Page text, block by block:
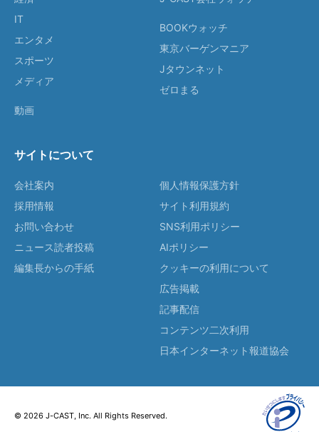
IT
エンタメ
スポーツ
メディア
動画
BOOKウォッチ
東京バーゲンマニア
Jタウンネット
ゼロまる
サイトについて
会社案内
採用情報
お問い合わせ
ニュース読者投稿
編集長からの手紙
個人情報保護方針
サイト利用規約
SNS利用ポリシー
AIポリシー
クッキーの利用について
広告掲載
記事配信
コンテンツ二次利用
日本インターネット報道協会
© 2026 J-CAST, Inc. All Rights Reserved.